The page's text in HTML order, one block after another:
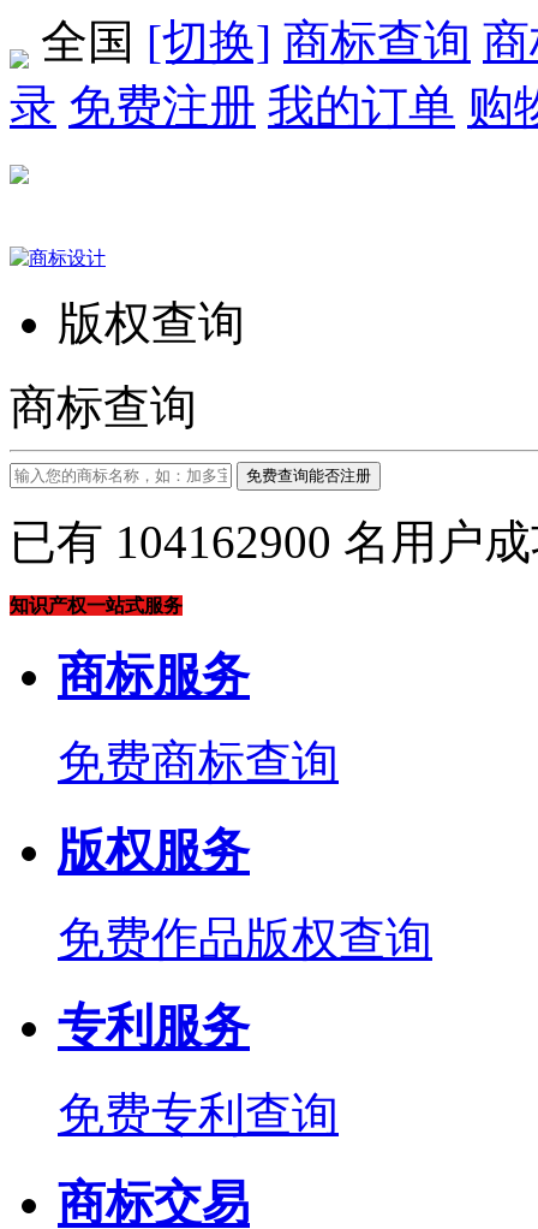
全国 [切换] 商标查询
录 免费注册 我的订单 购
版权查询
商标查询
免费查询能否注册
已有 104162900 名用户
知识产权一站式服务
商标服务
免费商标查询
版权服务
免费作品版权查询
专利服务
免费专利查询
商标交易